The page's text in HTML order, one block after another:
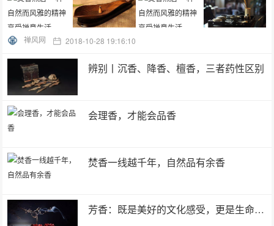
禅风网 2018-10-28 19:16:10
辨别丨沉香、降香、檀香，三者药性区别
会理香，才能会品香
焚香一线越千年，自然品有余香
芳香：既是美好的文化感受，更是生命中最动心的体验